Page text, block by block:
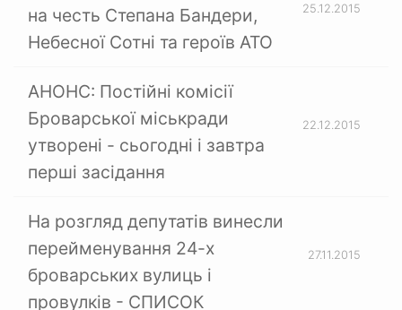
на честь Степана Бандери,
Небесної Сотні та героїв АТО
25.12.2015
АНОНС: Постійні комісії
Броварської міськради
утворені - сьогодні і завтра
перші засідання
22.12.2015
На розгляд депутатів винесли
перейменування 24-х
броварських вулиць і
провулків - СПИСОК
27.11.2015